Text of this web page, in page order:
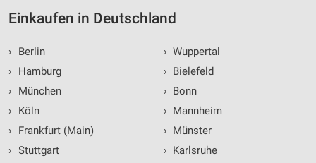
Einkaufen in Deutschland
›
Berlin
›
Hamburg
›
München
›
Köln
›
Frankfurt (Main)
› Stuttgart
› Wuppertal
› Bielefeld
› Bonn
› Mannheim
› Münster
› Karlsruhe